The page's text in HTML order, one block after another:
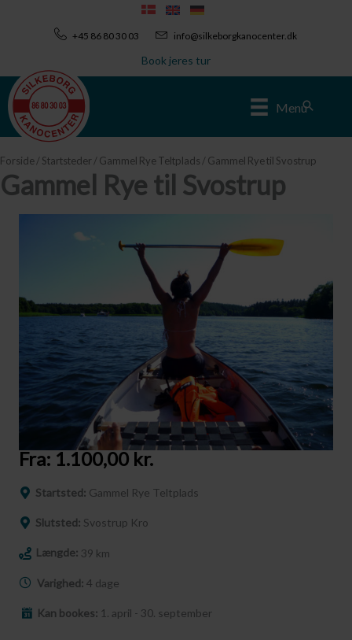
+45 86 80 30 03 info@silkeborgkanocenter.dk
Book jeres tur
Menu
Forside/ Startsteder / Gammel Rye Teltplads / Gammel Rye til Svostrup
Gammel Rye til Svostrup
Fra: 1.100,00 kr.
Startsted: Gammel Rye Teltplads
Slutsted: Svostrup Kro
Længde: 39 km
Varighed: 4 dage
Kan bookes: 1. april - 30. september